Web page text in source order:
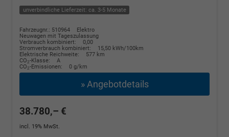
unverbindliche Lieferzeit: ca. 3-5 Monate
Fahrzeugnr.: 510964
Elektro
Neuwagen mit Tageszulassung
Verbrauch kombiniert:
0,00
Stromverbrauch kombiniert:
15,50 kWh/100km
Elektrische Reichweite:
577 km
CO2-Klasse:
A
CO2-Emissionen: 0 g/km
» Angebotdetails
38.780,– €
incl. 19% MwSt.